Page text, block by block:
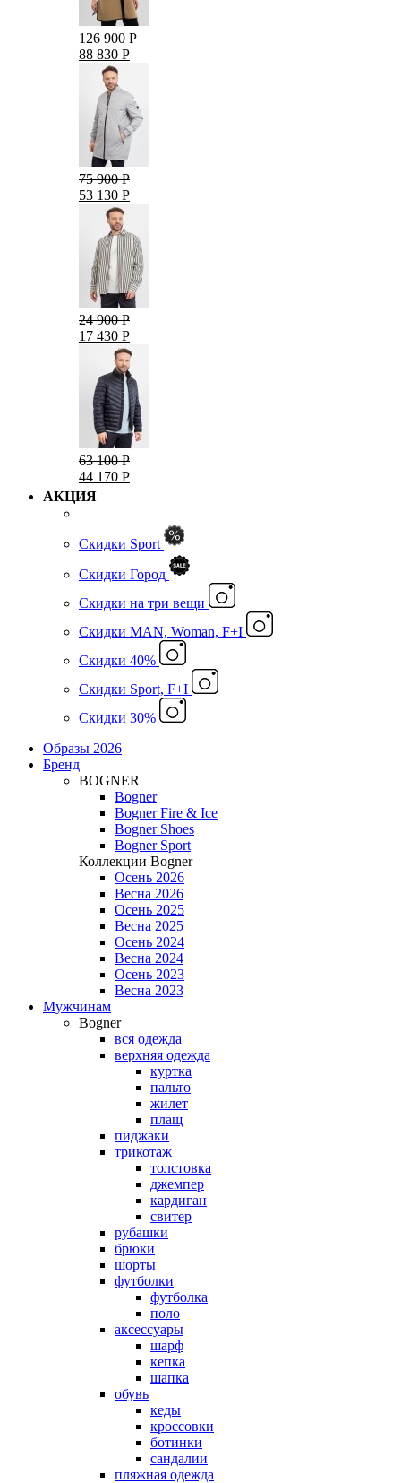
126 900 Р
88 830 Р
75 900 Р
53 130 Р
24 900 Р
17 430 Р
63 100 Р
44 170 Р
АКЦИЯ
Скидки Sport
Скидки Город
Cкидки на три вещи
Скидки MAN, Woman, F+I
Скидки 40%
Скидки Sport, F+I
Скидки 30%
Образы 2026
Бренд
BOGNER
Bogner
Bogner Fire & Ice
Bogner Shoes
Bogner Sport
Коллекции Bogner
Осень 2026
Весна 2026
Осень 2025
Весна 2025
Осень 2024
Весна 2024
Осень 2023
Весна 2023
Мужчинам
Bogner
вся одежда
верхняя одежда
куртка
пальто
жилет
плащ
пиджаки
трикотаж
толстовка
джемпер
кардиган
свитер
рубашки
брюки
шорты
футболки
футболка
поло
аксессуары
шарф
кепка
шапка
обувь
кеды
кроссовки
ботинки
сандалии
пляжная одежда